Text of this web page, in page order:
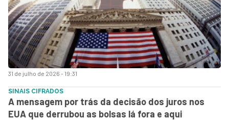
31 de julho de 2026 - 19:31
SINAIS CIFRADOS
A mensagem por trás da decisão dos juros nos
EUA que derrubou as bolsas lá fora e aqui